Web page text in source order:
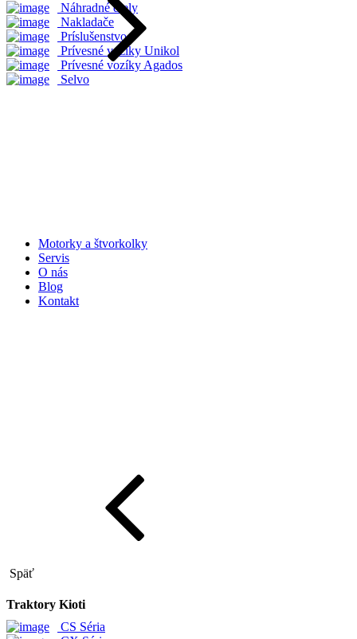
Náhradné diely
Nakladače
Príslušenstvo
Prívesné vozíky Unikol
Prívesné vozíky Agados
Selvo
Motorky a štvorkolky
Servis
O nás
Blog
Kontakt
Späť
Traktory Kioti
CS Séria